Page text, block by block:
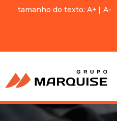
tamanho do texto: A+ | A-